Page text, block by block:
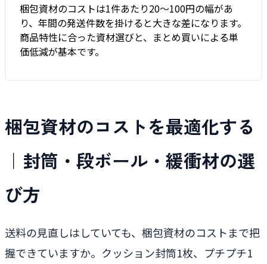
梱包資材のコストは1件あたり20〜100円の幅があ
り、年間の発送件数を掛けると大きな差になります。
商品特性に合った資材選びと、まとめ買いによる単
価低減が基本です。
梱包資材のコストを最適化する
｜封筒・段ボール・緩衝材の選
び方
送料の見直しはしていても、梱包資材のコストまで把
握できていますか。クッション封筒1枚、プチプチ1